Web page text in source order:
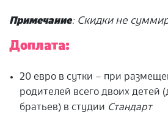
Примечание: Скидки не
Доплата:
20 евро в сутки – при
родителей всего двоих детей
братьев) в студии Стандарт